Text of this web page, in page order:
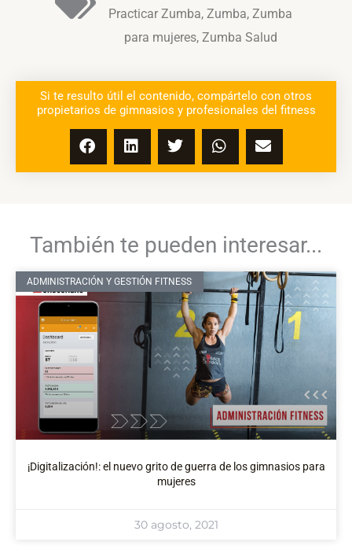
Practicar Zumba, Zumba, Zumba
para mujeres, Zumba Salud
Si te resulto útil el contenido, compártelo con otros
propietarios de gimnasios y profesionales del fitness
También te pueden interesar...
ADMINISTRACIÓN Y GESTIÓN FITNESS
¡Digitalización!: el nuevo grito de guerra de los gimnasios para
mujeres
30 agosto, 2021